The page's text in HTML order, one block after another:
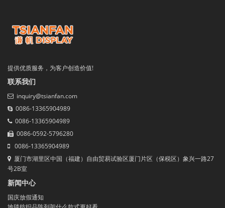
提供优质服务，为客户创造价值!
联系我们
inquiry@tsianfan.com
0086-13365904989
0086-13365904989
0086-0592-5796280
0086-13365904989
厦门市湖里区中国（福建）自由贸易试验区厦门片区（保税区）象兴一路27
号2B室
新闻中心
国庆放假通知